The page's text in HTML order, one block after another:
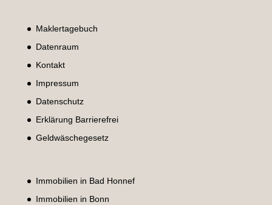
Maklertagebuch
Datenraum
Kontakt
Impressum
Datenschutz
Erklärung Barrierefrei
Geldwäschegesetz
Immobilien in Bad Honnef
Immobilien in Bonn